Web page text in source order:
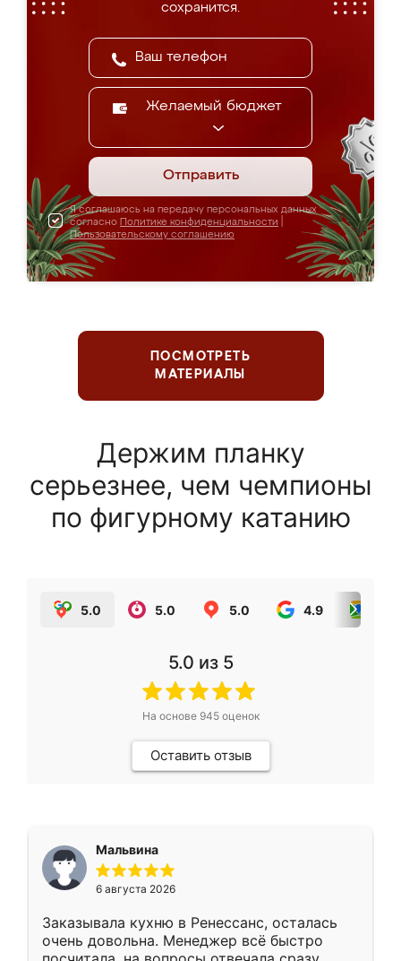
сохранится.
Желаемый бюджет
Отправить
Я соглашаюсь на передачу персональных данных
согласно Политике конфиденциальности
Пользовательскому соглашению
ПОСМОТРЕТЬ
МАТЕРИАЛЫ
Держим планку
серьезнее, чем чемпионы
по фигурному катанию
5.0 5.0 5.0 4.9
5.0 из 5
На основе 945оценок
Оставить отзыв
Мальвина
6 августа 2026
Заказывала кухню в Ренессанс, осталась
очень довольна. Менеджер всё быстро